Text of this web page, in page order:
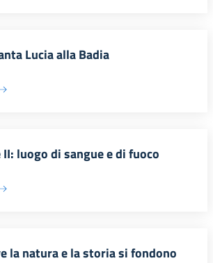
Lucia alla Badia
II: luogo di sangue e di fuoco
la natura e la storia si fondono